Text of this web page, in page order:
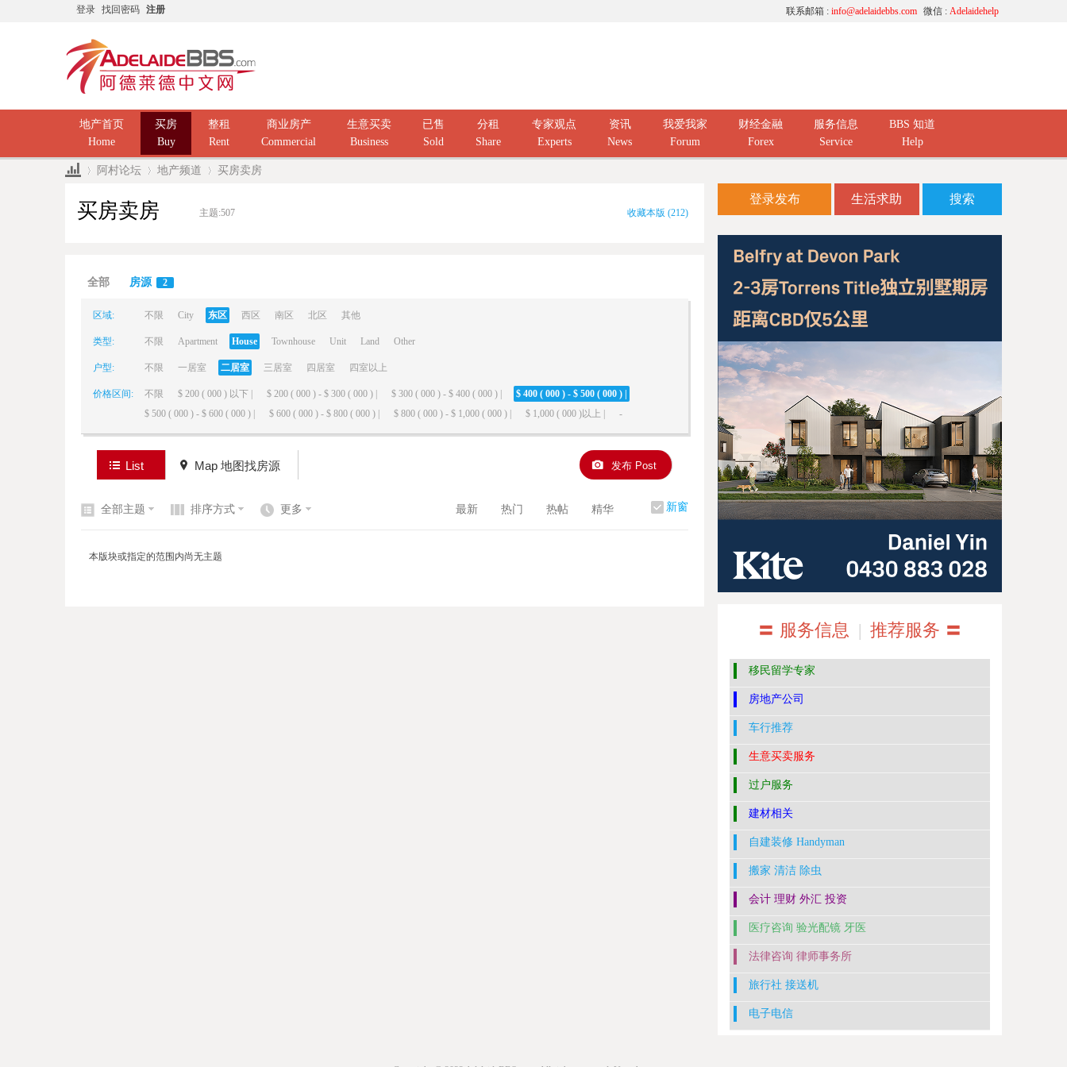
登录 找回密码 注册 微信 : Adelaidehelp
联系邮箱 : info@adelaidebbs.com
地产首页
Home
买房
Buy
整租
Rent
商业房产
Commercial
生意买卖
Business
已售
Sold
分租
Share
专家观点
Experts
资讯
News
我爱我家
Forum
财经金融
Forex
服务信息
Service
BBS 知道
Help
阿村论坛 地产频道 买房卖房
买房卖房 主题:507 收藏本版 (212)
全部 房源 2
区域: 不限 City 东区 西区 南区 北区 其他
类型: 不限 Apartment House Townhouse Unit Land Other
户型: 不限 一居室 二居室 三居室 四居室 四室以上
价格区间: 不限 $ 200 ( 000 ) 以下 | $ 200 ( 000 ) - $ 300 ( 000 ) | $ 300 ( 000 ) - $ 400 ( 000 ) |
$ 400 ( 000 ) - $ 500 ( 000 ) |
$ 500 ( 000 ) - $ 600 ( 000 ) |
$ 600 ( 000 ) - $ 800 ( 000 ) | $ 800 ( 000 ) - $ 1,000 ( 000 ) | $ 1,000 ( 000 )以上 | -
List Map 地图找房源 发布 Post
新窗
全部主题 排序方式 更多 最新 热门 热帖 精华
本版块或指定的范围内尚无主题
登录发布 生活求助 搜索
〓 服务信息 | 推荐服务 〓
移民留学专家
房地产公司
车行推荐
生意买卖服务
过户服务
建材相关
自建装修 Handyman
搬家 清洁 除虫
会计 理财 外汇 投资
医疗咨询 验光配镜 牙医
法律咨询 律师事务所
旅行社 接送机
电子电信